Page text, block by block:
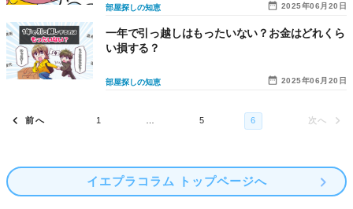
2025年06月20日
部屋探しの知恵
2025年06月20日
部屋探しの知恵
一年で引っ越しはもったいない？お金はどれくら
い損する？
イエプラコラム トップページへ